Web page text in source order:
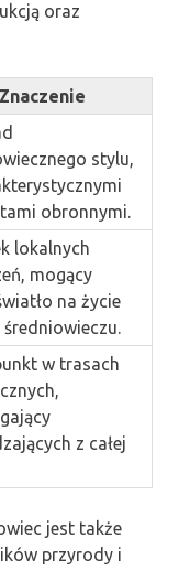
oraz
Znaczenie
stylu,
obronnymi.
lokalnych
mogący
na życie
w trasach
z całej
jest także
przyrody i